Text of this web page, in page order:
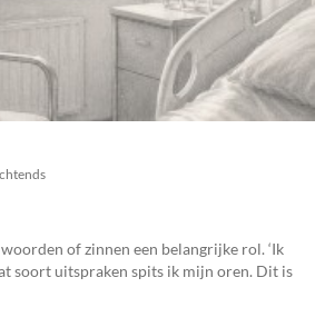
of zinnen een belangrijke rol. ‘Ik
soort uitspraken spits ik mijn oren. Dit is